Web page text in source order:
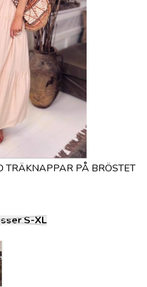
TRÄKNAPPAR PÅ BRÖSTET
- Passer S-XL